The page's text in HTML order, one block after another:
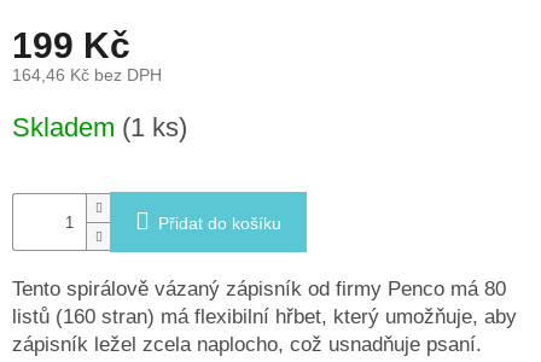
na
dárky
Novinky
Přihlášení
199 Kč
164,46 Kč bez DPH
cena:
Skladem (1 ks)
Přidat do košíku
Tento spirálově vázaný zápisník od firmy Penco má 80
listů (160 stran) má flexibilní hřbet, který umožňuje, aby
zápisník ležel zcela naplocho, což usnadňuje psaní.